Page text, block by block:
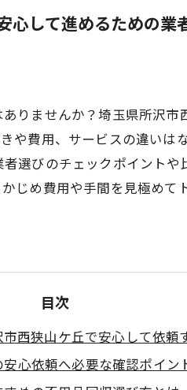
心して進めるための業
りませんか？埼玉県所沢
や費用、サービスの違い
選びのチェックポイント
じめ費用や手間を見極め
目次
西狭山ケ丘で安心して依頼
心依頼へ必要な確認ポイン